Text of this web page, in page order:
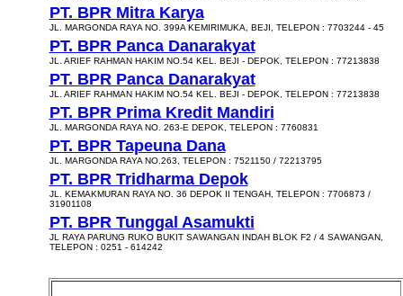
PT. BPR Mitra Karya
JL. MARGONDA RAYA NO. 399A KEMIRIMUKA, BEJI, TELEPON : 7703244 - 45
PT. BPR Panca Danarakyat
JL. ARIEF RAHMAN HAKIM NO.54 KEL. BEJI - DEPOK, TELEPON : 77213838
PT. BPR Panca Danarakyat
JL. ARIEF RAHMAN HAKIM NO.54 KEL. BEJI - DEPOK, TELEPON : 77213838
PT. BPR Prima Kredit Mandiri
JL. MARGONDA RAYA NO. 263-E DEPOK, TELEPON : 7760831
PT. BPR Tapeuna Dana
JL. MARGONDA RAYA NO.263, TELEPON : 7521150 / 72213795
PT. BPR Tridharma Depok
JL. KEMAKMURAN RAYA NO. 36 DEPOK II TENGAH, TELEPON : 7706873 /
31901108
PT. BPR Tunggal Asamukti
JL RAYA PARUNG RUKO BUKIT SAWANGAN INDAH BLOK F2 / 4 SAWANGAN,
TELEPON : 0251 - 614242